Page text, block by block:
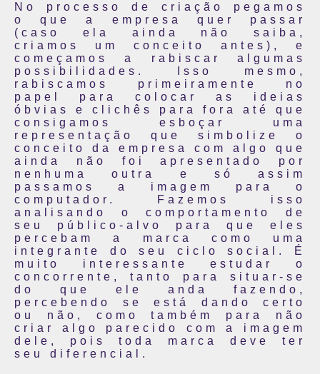
No processo de criação pegamos
o que a empresa quer passar
(caso ela ainda não saiba,
criamos um conceito antes), e
começamos a rabiscar algumas
possibilidades. Isso mesmo,
rabiscamos primeiramente no
papel para colocar as ideias
óbvias e clichês para fora até que
consigamos esboçar uma
representação que simbolize o
conceito da empresa com algo que
ainda não foi apresentado por
nenhuma outra e só assim
passamos a imagem para o
computador. Fazemos isso
analisando o comportamento de
seu público-alvo para que eles
percebam a marca como uma
integrante do seu ciclo social. É
muito interessante estudar o
concorrente, tanto para situar-se
do que ele anda fazendo,
percebendo se está dando certo
ou não, como também para não
criar algo parecido com a imagem
dele, pois toda marca deve ter
seu diferencial.